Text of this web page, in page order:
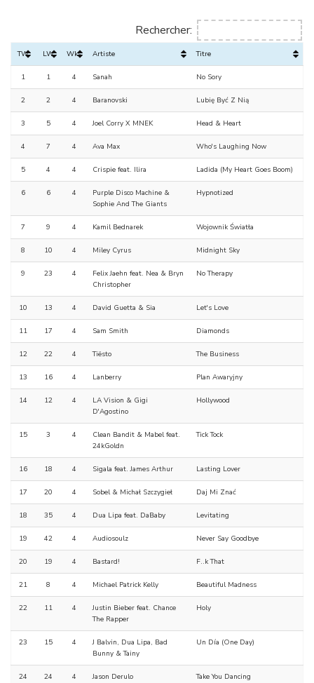
Rechercher:
TW LW Wks Artiste Titre
1 1 4 Sanah No Sory
2 2 4 Baranovski Lubię Być Z Nią
3 5 4 Joel Corry X MNEK Head & Heart
4 7 4 Ava Max Who's Laughing Now
5 4 4 Crispie feat. Ilira Ladida (My Heart Goes Boom)
6 6 4
Purple Disco Machine &
Sophie And The Giants
Hypnotized
7 9 4 Kamil Bednarek Wojownik Światła
8 10 4 Miley Cyrus Midnight Sky
9 23 4
Felix Jaehn feat. Nea & Bryn
Christopher
No Therapy
10 13 4 David Guetta & Sia Let's Love
11 17 4 Sam Smith Diamonds
12 22 4 Tiësto The Business
13 16 4 Lanberry Plan Awaryjny
14 12 4
LA Vision & Gigi
D'Agostino
Hollywood
15 3 4
Clean Bandit & Mabel feat.
24kGoldn
Tick Tock
16 18 4 Sigala feat. James Arthur Lasting Lover
17 20 4 Sobel & Michał Szczygieł Daj Mi Znać
18 35 4 Dua Lipa feat. DaBaby Levitating
19 42 4 Audiosoulz Never Say Goodbye
20 19 4 Bastard! F..k That
21 8 4 Michael Patrick Kelly Beautiful Madness
22 11 4
Justin Bieber feat. Chance
The Rapper
Holy
23 15 4
J Balvin, Dua Lipa, Bad
Bunny & Tainy
Un Día (One Day)
24 24 4 Jason Derulo Take You Dancing